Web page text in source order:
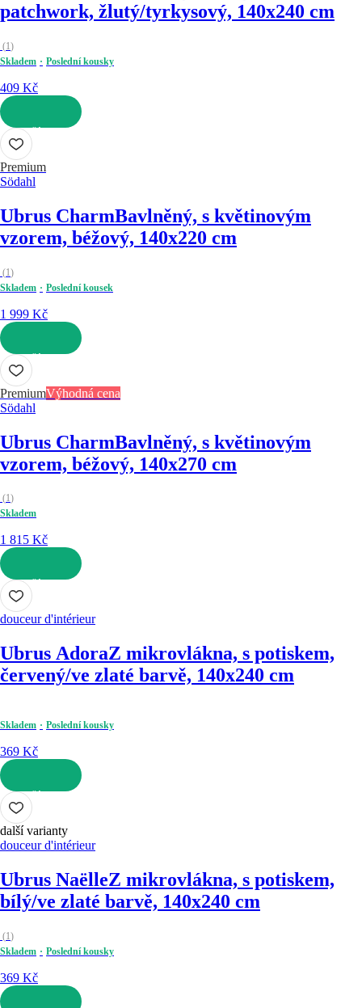
patchwork, žlutý/tyrkysový, 140x240 cm
(1)
Skladem
Poslední kousky
409 Kč
DO KOŠÍKU
Premium
Södahl
Ubrus CharmBavlněný, s květinovým
vzorem, béžový, 140x220 cm
(1)
Skladem
Poslední kousek
1 999 Kč
DO KOŠÍKU
PremiumVýhodná cena
Södahl
Ubrus CharmBavlněný, s květinovým
vzorem, béžový, 140x270 cm
(1)
Skladem
1 815 Kč
DO KOŠÍKU
douceur d'intérieur
Ubrus AdoraZ mikrovlákna, s potiskem,
červený/ve zlaté barvě, 140x240 cm
Skladem Poslední kousky
369 Kč
DO KOŠÍKU
další varianty
douceur d'intérieur
Ubrus NaëlleZ mikrovlákna, s potiskem,
bílý/ve zlaté barvě, 140x240 cm
(1)
Skladem
Poslední kousky
369 Kč